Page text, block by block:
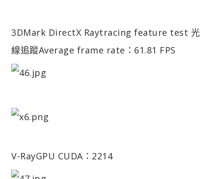
3DMark DirectX Raytracing feature test 光
線追蹤Average frame rate：61.81 FPS
V-RayGPU CUDA：2214